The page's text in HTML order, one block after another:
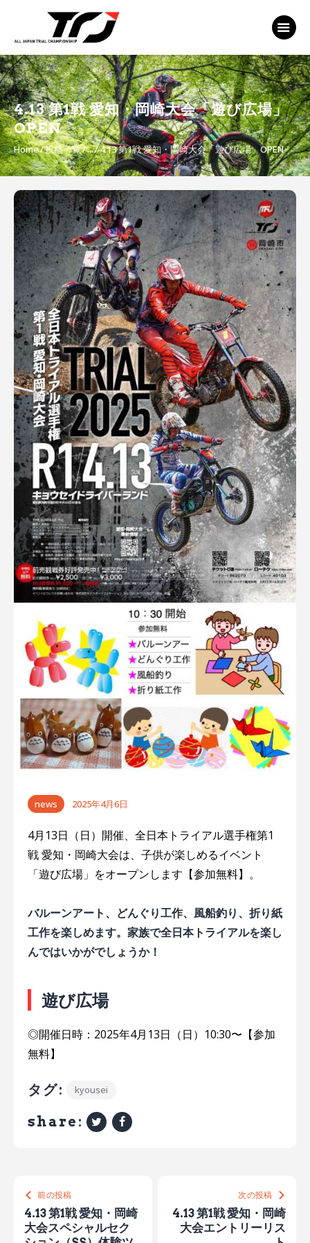
4.13 第1戦 愛知・岡崎大会「遊び広場」
OPEN
Home 投稿一覧 ... 4.13 第1戦 愛知・岡崎大会「遊び広場」OPEN
MFJ 全日本トライアル選手権
EVENT
TRJ ランキング
MSP Motosports
Promotion TOP
news 2025年4月6日
4月13日（日）開催、全日本トライアル選手権第1
戦 愛知・岡崎大会は、子供が楽しめるイベント
「遊び広場」をオープンします【参加無料】。
バルーンアート、どんぐり工作、風船釣り、折り紙
工作を楽しめます。家族で全日本トライアルを楽し
んではいかがでしょうか！
遊び広場
◎開催日時：2025年4月13日（日）10:30〜【参加
無料】
タグ: kyousei
share:
投
稿
ナ
ビ
ゲ
ー
シ
ョ
ン
前の投稿
4.13 第1戦 愛知・岡崎
大会スペシャルセク
次の投稿
4.13 第1戦 愛知・岡崎
大会エントリーリス